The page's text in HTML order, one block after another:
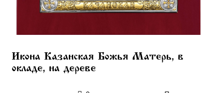
Икона Казанская Божья Матерь, в
окладе, на дереве